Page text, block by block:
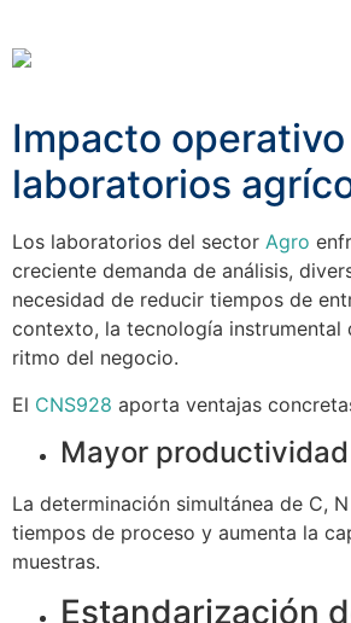
Impacto operativo
laboratorios
Los laboratorios del sector Agro
creciente demanda de análisis,
necesidad de reducir tiempos de
contexto, la tecnología instrumental
ritmo del negocio.
El CNS928 aporta ventajas
Mayor
La determinación simultánea de C,
tiempos de proceso y aumenta la
muestras.
Estandarización